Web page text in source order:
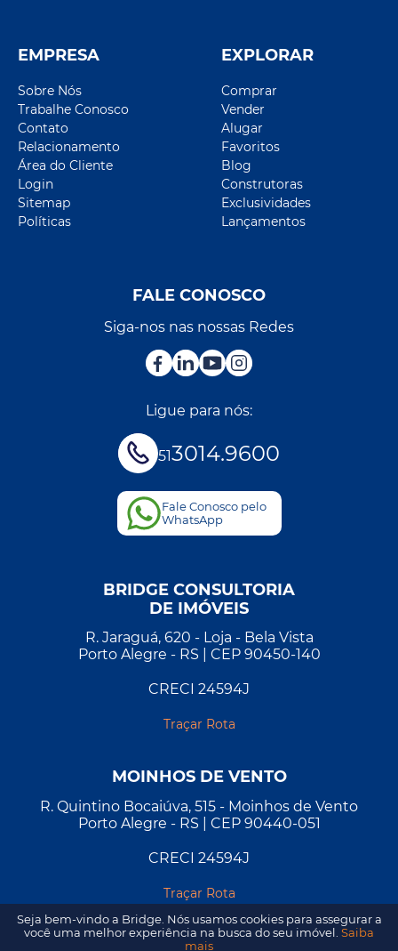
EMPRESA
Sobre Nós
Trabalhe Conosco
Contato
Relacionamento
Área do Cliente
Login
Sitemap
Políticas
EXPLORAR
Comprar
Vender
Alugar
Favoritos
Blog
Construtoras
Exclusividades
Lançamentos
FALE CONOSCO
Siga-nos nas nossas Redes
Ligue para nós:
513014.9600
Fale Conosco pelo
WhatsApp
BRIDGE CONSULTORIA
DE IMÓVEIS
R. Jaraguá, 620 - Loja - Bela Vista
Porto Alegre - RS | CEP 90450-140
CRECI 24594J
Traçar Rota
MOINHOS DE VENTO
R. Quintino Bocaiúva, 515 - Moinhos de Vento
Porto Alegre - RS | CEP 90440-051
CRECI 24594J
Traçar Rota
Seja bem-vindo a Bridge. Nós usamos cookies para assegurar a
você uma melhor experiência na busca do seu imóvel. Saiba
mais